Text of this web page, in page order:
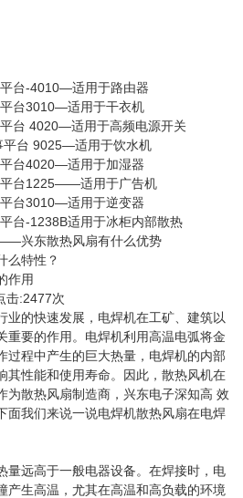
台-4010—适用于路由器
台3010—适用于干衣机
台 4020—适用于高频电源开关
平台 9025—适用于饮水机
台4020—适用于加湿器
平台1225——适用于广告机
台3010—适用于逆变器
台-1238B适用于冰柜内部散热
兴东散热风扇有什么优势
么特性？
作用
击:2477次
业的快速发展，电焊机在工矿、建筑以
重要的作用。电焊机利用高温电弧将金
过程中产生的巨大热量，电焊机的内部
其性能和使用寿命。因此，散热风机在
为散热风扇制造商，兴东电子深知高 效
面我们来说一说电焊机散热风扇在电焊
量远高于一般电器设备。在焊接时，电
产生高温，尤其在高温和高负载的环境